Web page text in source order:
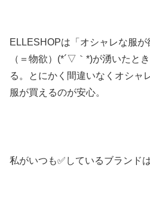
ELLESHOPは「オシャレな服
（＝物欲）(*´▽｀*)が湧いたと
る。とにかく間違いなくオシャ
服が買えるのが安心。
私がいつも✅しているブランド